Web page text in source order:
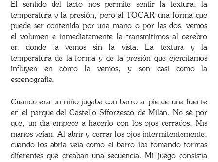
El sentido del tacto nos permite sentir la textura, la
temperatura y la presión, pero al TOCAR una forma que
puede ser contenida por una mano o por las dos, vemos
el volumen e inmediatamente la transmitimos al cerebro
en donde la vemos sin la vista. La textura y la
temperatura de la forma y de la presión que ejercitamos
influyen en cómo la vemos, y son casi como la
escenografía.
Cuando era un niño jugaba con barro al pie de una fuente
en el parque del Castello Sfforzesco de Milán. No sé por
qué, un día empecé a hacerlo con los ojos cerrados. Mis
manos veían. Al abrir y cerrar los ojos intermitentemente,
cuando los abría veía como el barro iba tomando formas
diferentes que creaban una secuencia. Mi juego consistía